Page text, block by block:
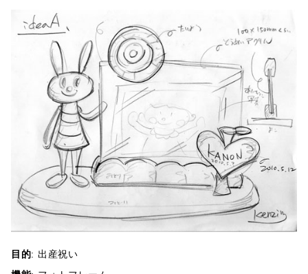
その他
アクセサリー
キーホルダー
家具
その他
目的: 出産祝い